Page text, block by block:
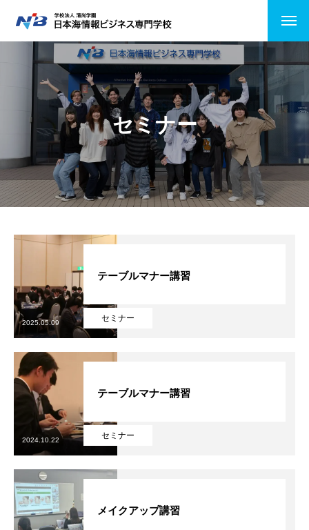
HOME
NiBの特徴
コース紹介
情報システムコース
ビジネスITコース
キャンパスライフ
在校生と卒業生の声
主な就職先
在校生・卒業生の出身校一覧
資料請求
入試情報
支援制度
セミナー
セミナー
テーブルマナー講習
2025.05.09
セミナー
テーブルマナー講習
2024.10.22
メイクアップ講習